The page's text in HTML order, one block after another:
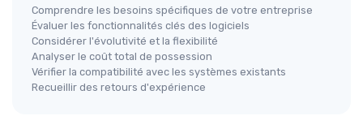
Comprendre les besoins spécifiques de votre entreprise
Évaluer les fonctionnalités clés des logiciels
Considérer l'évolutivité et la flexibilité
Analyser le coût total de possession
Vérifier la compatibilité avec les systèmes existants
Recueillir des retours d'expérience